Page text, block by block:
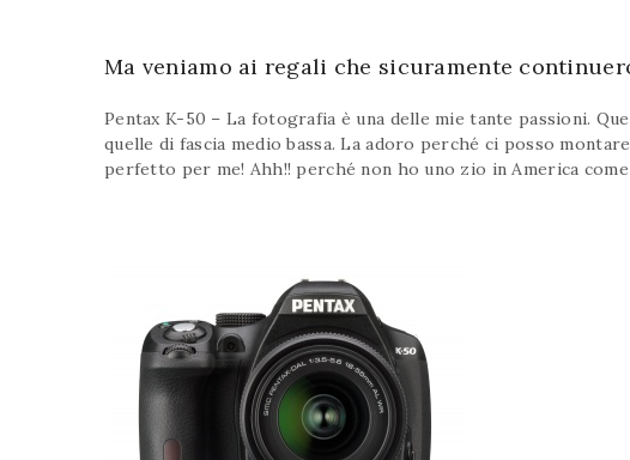
Ma veniamo ai regali che sicuramente
Pentax K-50 – La fotografia è una delle mie tante passioni.
quelle di fascia medio bassa. La adoro perché ci posso
perfetto per me! Ahh!! perché non ho uno zio in America